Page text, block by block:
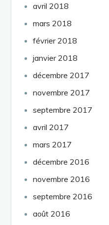
avril 2018
mars 2018
février 2018
janvier 2018
décembre 2017
novembre 2017
septembre 2017
avril 2017
mars 2017
décembre 2016
novembre 2016
septembre 2016
août 2016